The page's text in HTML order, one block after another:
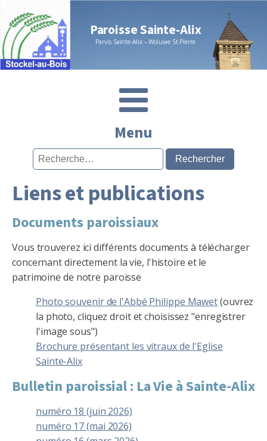
Paroisse Sainte-Alix
Parvis Sainte-Alix – Woluwe St Pierre
Menu
Rechercher :
Liens et publications
Documents paroissiaux
Vous trouverez ici différents documents à télécharger
concernant directement la vie, l'histoire et le
patrimoine de notre paroisse
Photo souvenir de l'Abbé Philippe Mawet(ouvrez
la photo, cliquez droit et choisissez "enregistrer
l'image sous")
Brochure présentant les vitraux de l'Eglise
Sainte-Alix
Bulletin paroissial : La Vie à Sainte-Alix
numéro 18 (juin 2026)
numéro 17 (mai 2026)